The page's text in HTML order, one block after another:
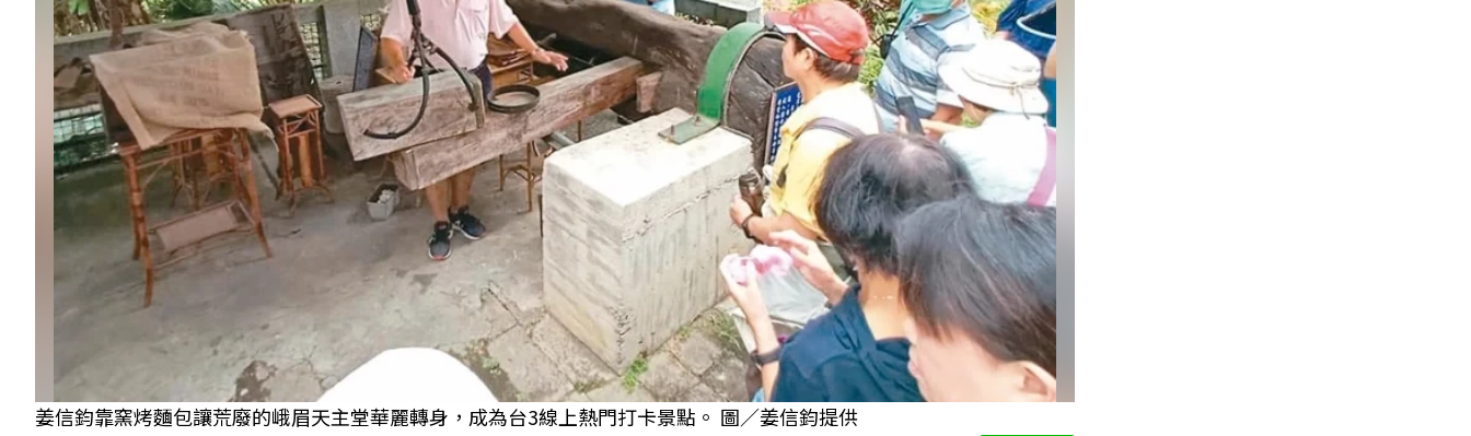
姜信鈞靠窯烤麵包讓荒廢的峨眉天主堂華麗轉身，成為台3線上熱門打卡景點。 圖／姜信鈞提供